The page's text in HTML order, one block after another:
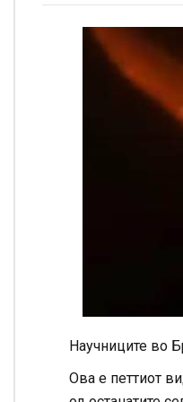
Научниците во
Ова е петтиот